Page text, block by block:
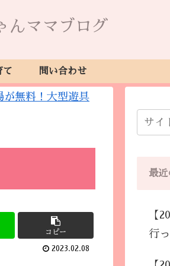
ママブログ
て 問い合わせ
無料！大型遊具
コピー
2023.02.08
最近
【
行